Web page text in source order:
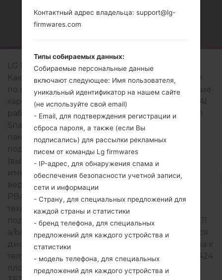
Главная
LG ISAI
Как правило, устройства серии LG ISAI похожи
по внешнему виду и имеют общие технические
характеристики. Модельный ряд серии LG ISAI
работает на базе Quad-core 2.3 GHz, Qualcomm
Snapdragon 800 MSM8974 с 2GB оперативной
памяти. Внутреняя память 32GB и
поддерживает microSDXC, до 64 GB
(выделенный слот). Устройства серии LG ISAI
имеют 3.5mm jack и поддерживают Bluetooth
версия 4.0, HSP, HFP, A2DP, AVRCP, OPP, SPP,
PBAP, HID, FTP, PAN, DUN, также присутствует
технология GPS A-GPS, GLONASS. USB-порт
поддерживает microUSB 2.0, а также Wi-Fi 802.11
a/b/g/n/ac, DLNA 1. В данной серии используется
дисплей 5.2 дюйма, (~75% соотношение экрана к
телу) с разрешением 1080 x 1920 пикселей, (~424
плотность пикселей на дюйм), тип экрана IPS
Контактный адрес владельца: support@lg-
firmwares.com
Типы собираемых данных:
Собираемые персональные данные
включают следующее: Имя пользователя,
уникальный идентификатор на нашем сайте
(не используйте свой email)
- Email, для подтверждения регистрации и
сброса пароля, а также (если Вы
подписались) для рассылки рекламных
писем от команды Lg firmwares
- IP-адрес, для обнаружения спама и
обеспечения безопасности учетной записи,
сети и информации
- Страну, для специальных предложений для
каждой страны и статистики
- бренд телефона, для специальных
предложений для каждого устройства и
статистики
- модель телефона, для специальных
предложений для каждого устройства и